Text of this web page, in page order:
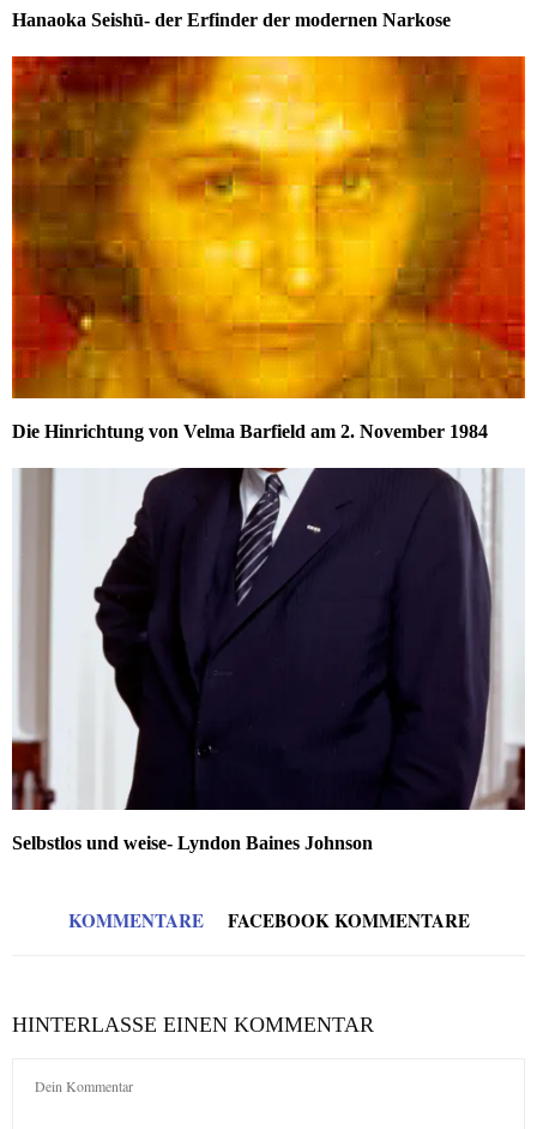
Hanaoka Seishū- der Erfinder der modernen Narkose
Die Hinrichtung von Velma Barfield am 2. November 1984
Selbstlos und weise- Lyndon Baines Johnson
KOMMENTARE FACEBOOK KOMMENTARE
HINTERLASSE EINEN KOMMENTAR